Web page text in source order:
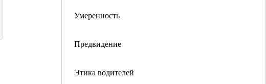
Умеренность
Предвидение
Этика водителей